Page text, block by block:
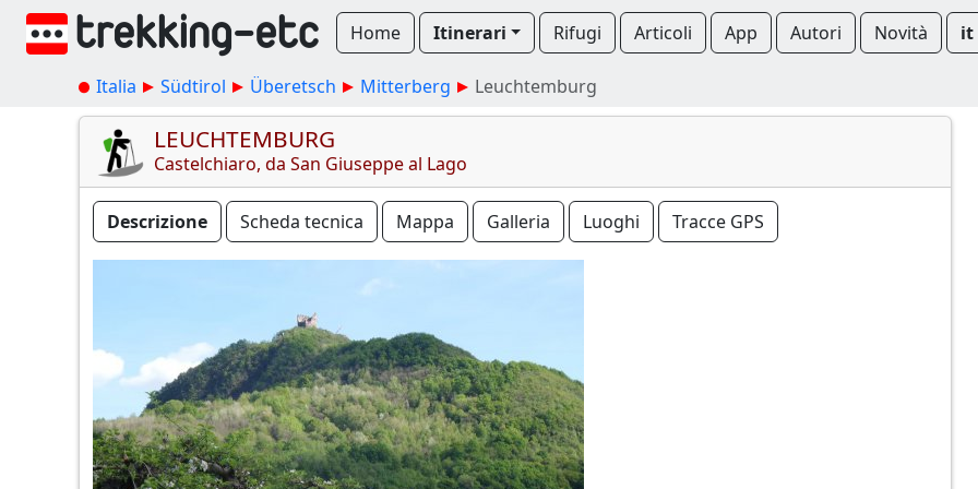
Home Itinerari Rifugi Articoli App Autori Novità it
Italia Südtirol Überetsch Mitterberg Leuchtemburg
LEUCHTEMBURG
Castelchiaro, da San Giuseppe al Lago
Descrizione Scheda tecnica Mappa Galleria Luoghi Tracce GPS